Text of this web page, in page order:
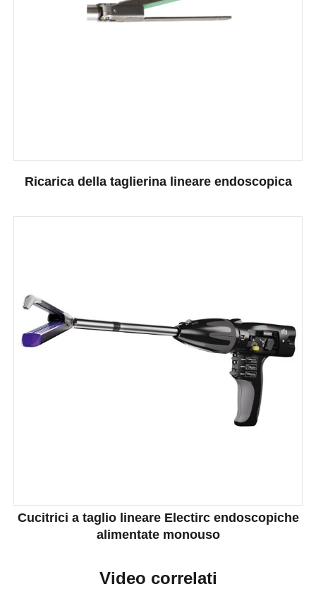
Ricarica della taglierina lineare endoscopica
Cucitrici a taglio lineare Electirc endoscopiche
alimentate monouso
Video correlati